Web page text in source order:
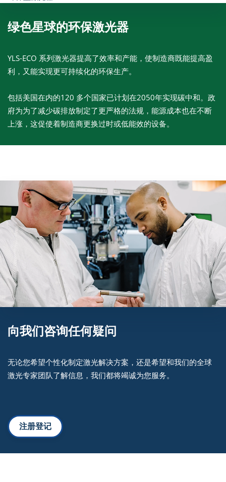
绿色星球的环保激光器
YLS-ECO 系列激光器提高了效率和产能，使制造商既能提高盈
利，又能实现更可持续化的环保生产。
包括美国在内的120 多个国家已计划在2050年实现碳中和。政
府为为了减少碳排放制定了更严格的法规，能源成本也在不断
上涨，这促使着制造商更换过时或低能效的设备。
向我们咨询任何疑问
无论您希望个性化制定激光解决方案，还是希望和我们的全球
激光专家团队了解信息，我们都将竭诚为您服务。
注册登记